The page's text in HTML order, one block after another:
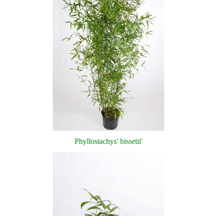
Phyllostachys' bissetii'